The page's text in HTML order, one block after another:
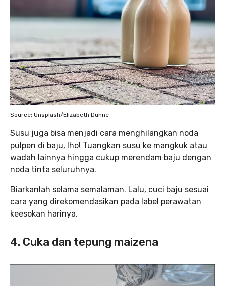
Source: Unsplash/Elizabeth Dunne
Susu juga bisa menjadi cara menghilangkan noda
pulpen di baju, lho! Tuangkan susu ke mangkuk atau
wadah lainnya hingga cukup merendam baju dengan
noda tinta seluruhnya.
Biarkanlah selama semalaman. Lalu, cuci baju sesuai
cara yang direkomendasikan pada label perawatan
keesokan harinya.
4. Cuka dan tepung maizena